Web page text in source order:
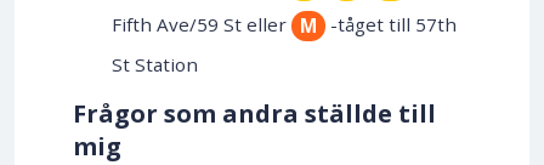
Fifth Ave/59 St eller M
-tåget till 57th
St Station
Frågor som andra ställde till
mig